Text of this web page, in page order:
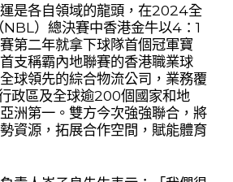
是各自領域的龍頭，在2024全
NBL ）總決賽中香港金牛以4 ： 1
第二年就拿下球隊首個冠軍寶
支稱霸內地聯賽的香港職業球
球領先的綜合物流公司，業務覆
政區及全球逾200個國家和地
洲第一。雙方今次強強聯合，將
資源，拓展合作空間，賦能體育